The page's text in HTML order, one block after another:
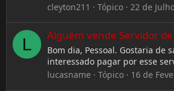
cleyton211
Tópico 22 de
L Alguém vende Servidor
Bom dia, Pessoal. Gostaria de
interessado pagar por esse
lucasname
Tópico 16 de